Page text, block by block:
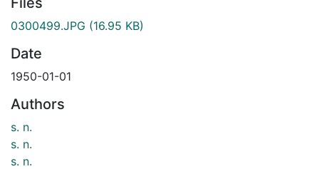
0300499.JPG (16.95 KB)
Date
1950-01-01
Authors
s. n.
s. n.
s. n.